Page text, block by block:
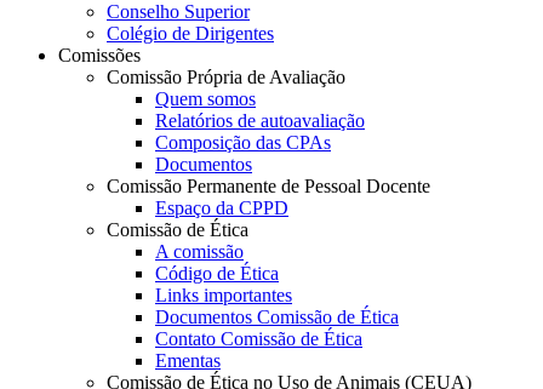
Conselho Superior
Colégio de Dirigentes
Comissões
Comissão Própria de Avaliação
Quem somos
Relatórios de autoavaliação
Composição das CPAs
Documentos
Comissão Permanente de Pessoal Docente
Espaço da CPPD
Comissão de Ética
A comissão
Código de Ética
Links importantes
Documentos Comissão de Ética
Contato Comissão de Ética
Ementas
Comissão de Ética no Uso de Animais (CEUA)